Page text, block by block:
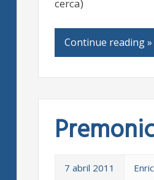
cerca)
Continue reading »
7 abril 2011